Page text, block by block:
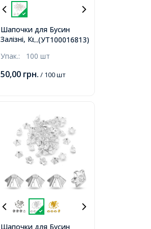
...(УТ100016813)
Шапочки для Бусин
Залізні, Квітка,
Розмір: 10х3мм, Отвір
Упак.: 100 шт
50,00 грн. / 100 шт
Шапочки для Бусин